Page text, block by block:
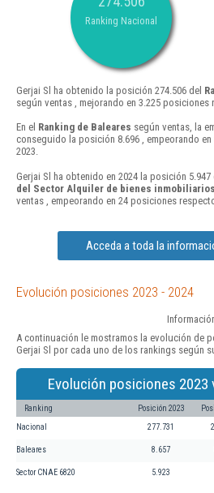
Ranking Nacional
Gerjai Sl ha obtenido la posición 274.506 del
según ventas , mejorando en 3.225 posiciones
En el Ranking de Baleares según ventas, la
conseguido la posición 8.696 , empeorando
2023.
Gerjai Sl ha obtenido en 2024 la posición 5.947
del Sector Alquiler de bienes
ventas , empeorando en 24 posiciones
Acceda a toda la
Evolución posiciones 2023 - 2024
A continuación le mostramos la evolución de
Gerjai Sl por cada uno de los rankings según
Evolución posiciones 2023
Ranking Posición 2023
Nacional 277.731
Baleares 8.657
Sector CNAE 6820 5.923